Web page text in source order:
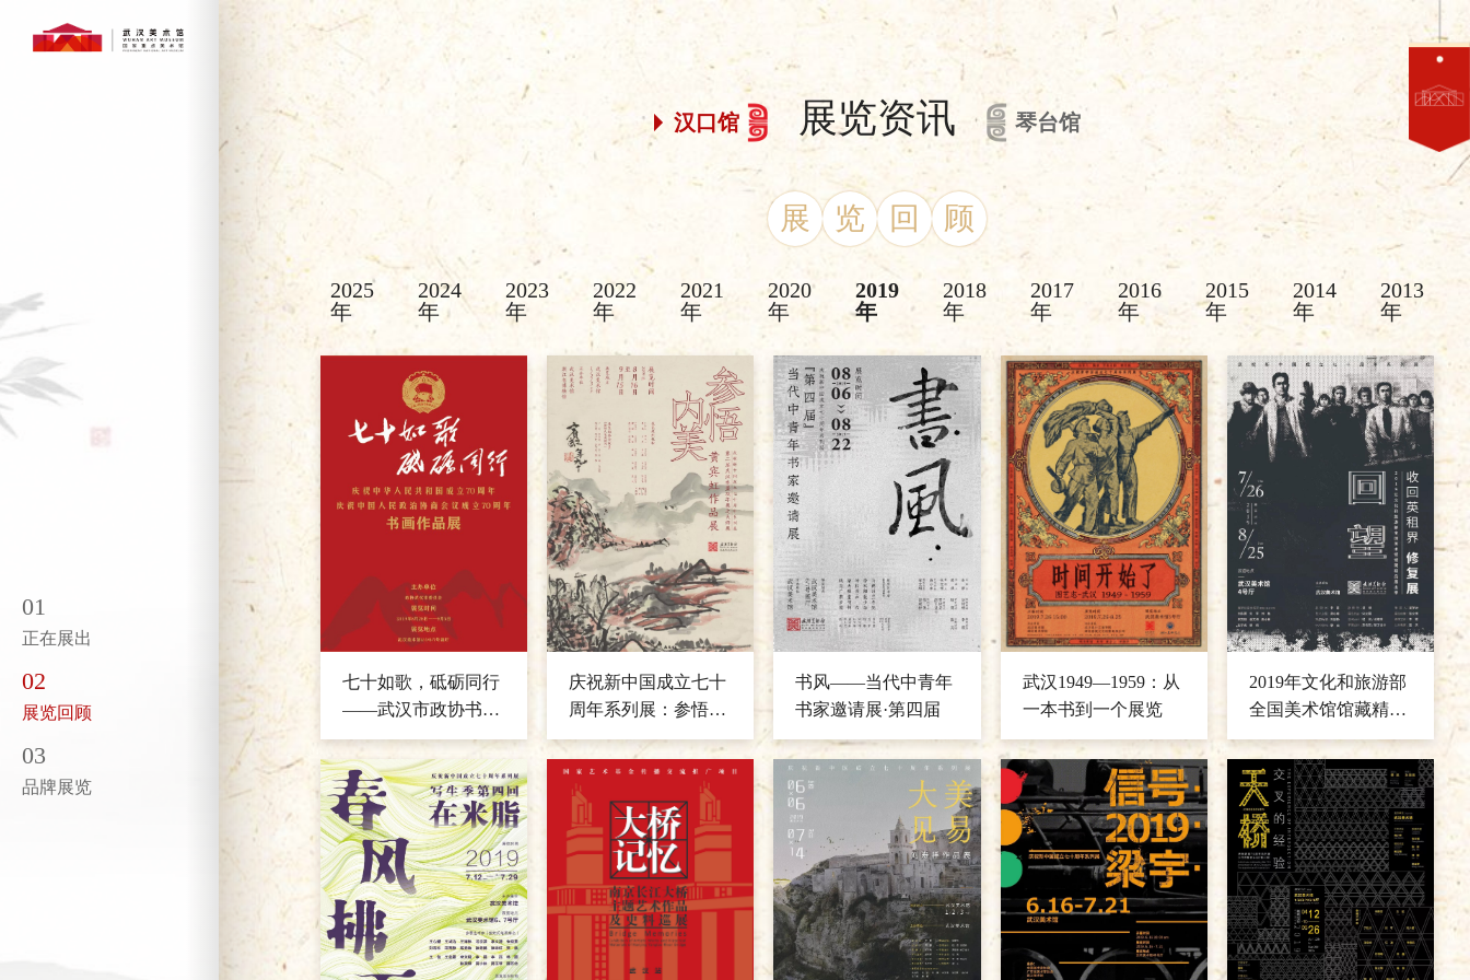
01
正在展出
02
展览回顾
03
品牌展览
展览资讯
汉口馆 琴台馆
展 览 回 顾
2025
年
2024
年
2023
年
2022
年
2021
年
2020
年
2019
年
2018
年
2017
年
2016
年
2015
年
2014
年
2013
年
七十如歌，砥砺同行
——武汉市政协书画
作品展
庆祝新中国成立七十
周年系列展：参悟内
美——黄宾虹作品展
书风——当代中青年
书家邀请展·第四届
武汉1949—1959：从
一本书到一个展览
2019年文化和旅游部
全国美术馆馆藏精品
展出季 庆祝新中国
成立七十周年系列展
回望——《收回英
租界》修复展